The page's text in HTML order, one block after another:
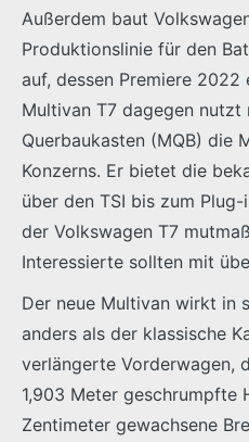
Außerdem baut
Produktionslinie für den
auf, dessen Premiere
Multivan T7 dagegen nutzt
Querbaukasten (MQB) die
Konzerns. Er bietet die
über den TSI bis zum
der Volkswagen T7
Interessierte sollten mit
Der neue Multivan wirkt in
anders als der klassische
verlängerte Vorderwagen,
1,903 Meter geschrumpfte
Zentimeter gewachsene